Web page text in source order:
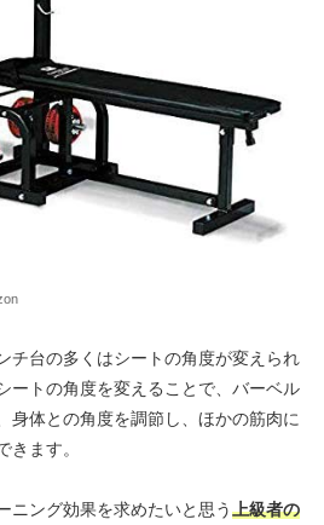
チ台の多くはシートの角度が変えられ
ートの角度を変えることで、バーベル
身体との角度を調節し、ほかの筋肉に
きます。
ニング効果を求めたいと思う上級者の